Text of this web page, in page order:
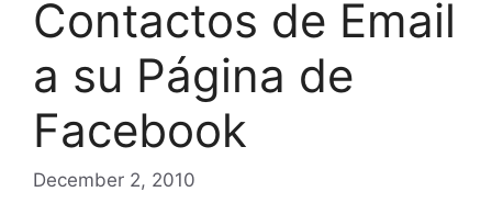
Contactos de Email
a su Página de
Facebook
December 2, 2010